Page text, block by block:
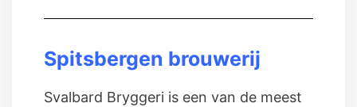
Spitsbergen brouwerij
Svalbard Bryggeri is een van de meest